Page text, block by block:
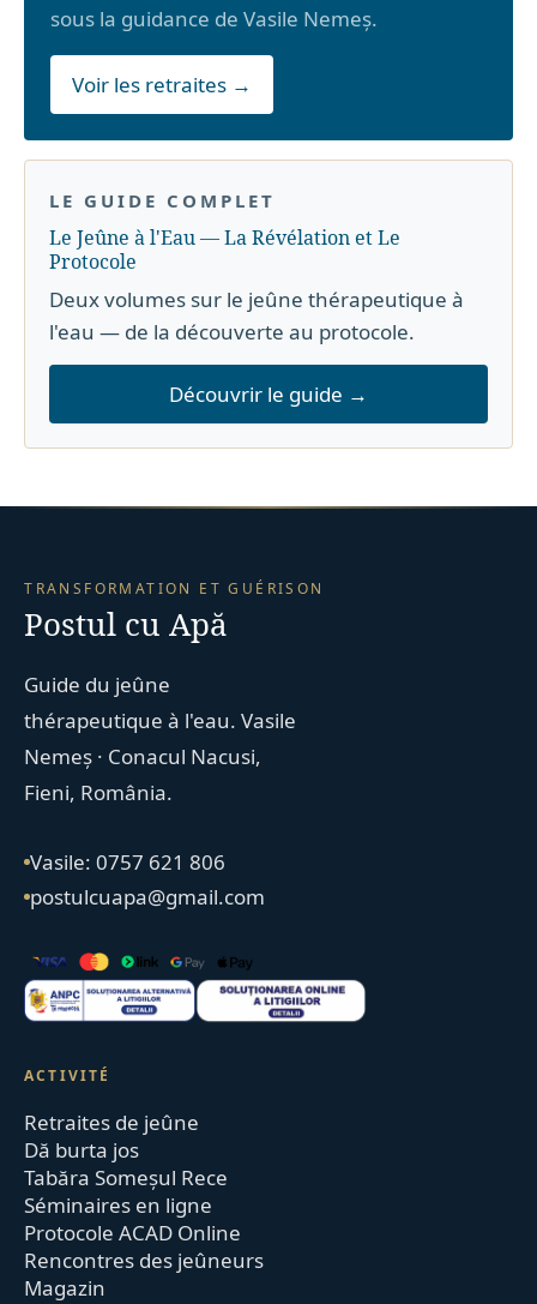
sous la guidance de Vasile Nemeș.
Voir les retraites →
LE GUIDE COMPLET
Le Jeûne à l'Eau — La Révélation et Le
Protocole
Deux volumes sur le jeûne thérapeutique à
l'eau — de la découverte au protocole.
Découvrir le guide →
TRANSFORMATION ET GUÉRISON
Postul cu Apă
Guide du jeûne
thérapeutique à l'eau. Vasile
Nemeș · Conacul Nacusi,
Fieni, România.
Vasile: 0757 621 806
postulcuapa@gmail.com
ACTIVITÉ
Retraites de jeûne
Dă burta jos
Tabăra Someșul Rece
Séminaires en ligne
Protocole ACAD Online
Rencontres des jeûneurs
Magazin